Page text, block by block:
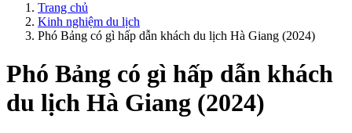
Trang chủ
Kinh nghiệm du lịch
Phó Bảng có gì hấp dẫn khách du lịch Hà Giang (2024)
Phó Bảng có gì hấp dẫn khách
du lịch Hà Giang (2024)